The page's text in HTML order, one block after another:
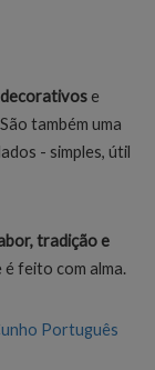
e
também uma
- simples, útil
tradição e
é feito com alma.
Português